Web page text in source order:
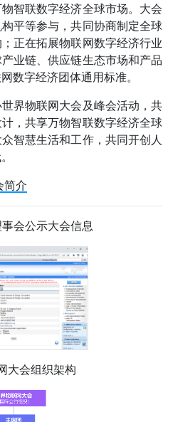
智联数字经济全球市场。大会
平等参与，共同协商制定全球
正在拓展物联网数字经济行业
业链、供应链生态市场和产品
数字经济团体通用标准。
界物联网大会及峰会活动，共
，共享万物智联数字经济全球
智慧生活和工作，共同开创人
简介
会公示大会信息
大会组织架构